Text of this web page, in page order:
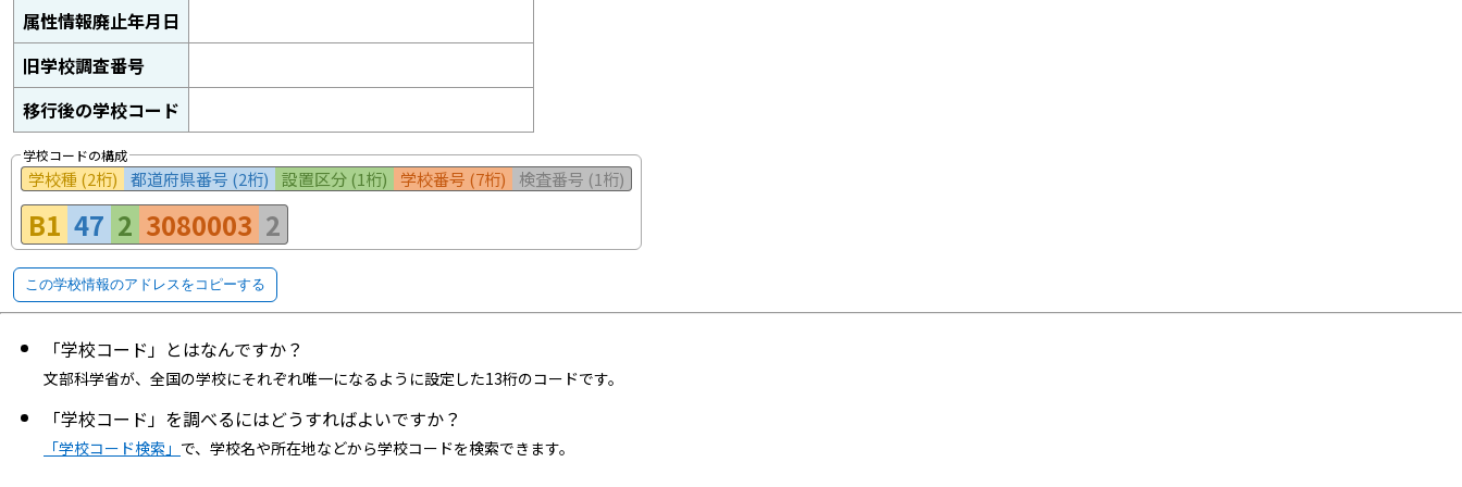
属性情報廃止年月日
旧学校調査番号
移行後の学校コード
学校コードの構成
学校種 (2桁) 都道府県番号 (2桁) 設置区分 (1桁) 学校番号 (7桁) 検査番号 (1桁)
B1 47 2 3080003 2
この学校情報のアドレスをコピーする
「学校コード」とはなんですか？
文部科学省が、全国の学校にそれぞれ唯一になるように設定した13桁のコードです。
「学校コード」を調べるにはどうすればよいですか？
「学校コード検索」 で、学校名や所在地などから学校コードを検索できます。